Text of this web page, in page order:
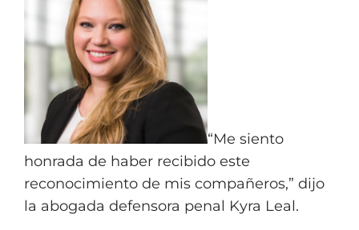
“Me siento
honrada de haber recibido este
reconocimiento de mis compañeros,” dijo
la abogada defensora penal Kyra Leal.